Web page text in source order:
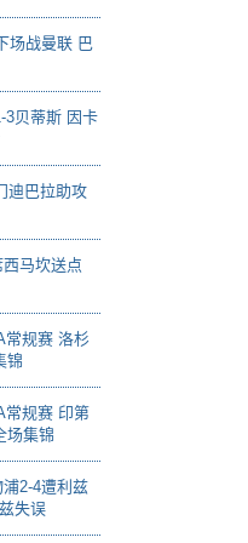
场战曼联 巴
3贝蒂斯 因卡
迪巴拉助攻
马坎送点
常规赛 洛杉
锦
常规赛 印第
场集锦
2-4遭利兹
失误